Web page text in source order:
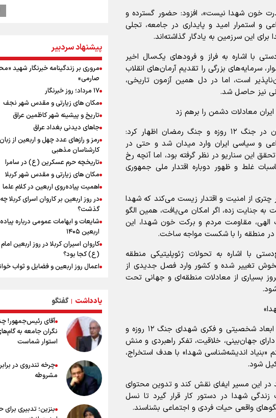
قدرت خون شهدا نیست»، افزود: حضور گسترده و
استمرار امید و پایداری در جامعه، تجلی
این سرزمین به یادگار گذاشته‌اند.
با اشاره به فراز و فرودهای یک‌سال اخیر
سرمایه‌های بزرگی را تقدیم آرمان‌های انقلاب
است، اما در دل همین آزمون تاریخی،
نیز حاصل شد.
معادلات دشمن را برهم زد
صالحی‌امیری با اشاره به اهداف دشمنان در جنگ ۱۲ روزه و جنگ رمضان اظهار کرد:
و سیاسی ایران وارد میدان شد و حتی در
این سناریو در نظر گرفته بود، اما آنچه رخ
غلط و ظهور دوباره اقتدار ملی جمهوری
چتری از امنیت و اقتدار زیست می‌کند که شهدا
به جنایت زده، اگر امکان می‌یافت، همین الگو
الهی، مقاومت مردم و برکت خون شهدا، این
در منطقه را با شکست مواجه ساخت.
با اشاره به تحولات ژئوپلیتیکی منطقه
تغییر شده و کشور وارد فصل جدیدی از
بسیاری از معادلات منطقه‌ای و جهانی تحت
صالحی‌امیری با تاکید بر ضرورت تبیین ابعاد شخصیتی و فکری شهدای جنگ ۱۲ روزه و
جهان‌بینی، خلاقیت، تفکر راهبردی و منش
«بنیاد اندیشه‌شناسی شهدا» با هدف استخراج،
شود.
در این مسیر ایفای نقش کند و تدوین محتوای
شهدا در دستور کار قرار گیرد تا نسل
واقعی حیات فردی و اجتماعی بشناسند.
بازدید وزیر ورزش ایران از مجموعه
تیراندازی باکو یکی از مجهزترین مراکز
پانتولیکوس یونان پیوست
افزایش تعداد قربانیان تیراندازی در
تایلندی
دانیال شه‌بخش: اردوی ازبکستان
تیم ملی را بالا برد/ برای مدال ناگویا باید
قهرمانان جهان و المپیک را شکست
دلیل تأکید پزشکیان بر اجرای طرح
محله‌محوری و مسجدمحوری چیست؟
دلیل امضای تفاهم‌نامه آتش‌بس توسط
رئیس‌جمهور از زبان پزشکیان
ورزشکاران سنگنوردی
رئیس جمهور : زیر بار زور نمی‌رویم، اما
به‌دنبال جنگ و تجاوز هم نیستیم
یمن، ایستاده در برابر تحریم و تجاوز
کیلوگرم : امیدوارم با خوشرنگ‌ترین
ایران برگردیم
خودکشی ضارب ۱۴ ساله مدرسه تایلندی
واکنش پزشکیان به شایعه تهدید رهبری
توسط رئیس‌جمهور
پیشنهاد سردبیر
مروری بر زندگینامه خبرنگار شهید
صارمی»
۱۷ مرداد؛ روز خبرنگار
مکان های زیارتی و مقدس شهر نجف
تاریخ و پیشینه شهر کاظمین عراق
جاهای دیدنی بغداد عراق
رمز و رازهای عدد چهل و اربعین از زبان
کارشناسان مذهبی
تاریخچه حرم عسکرین (ع) در سامرا
مکان های زیارتی و مقدس شهر کربلا
اهمیت پیاده‌روی اربعین در کلام علما
در روز اربعین بر کاروان اسرای کربلا چه
گذشت؟
شایعات و ابهامات عمومی درباره
اربعین ۱۴۰۵
کاروان اسیران کربلا در روز اربعین
(ع) کجا بود؟
اعمال روز اربعین و فضایل و ثواب
وجه تسمیه و علت نامگذاری شهر نجف
راهنمای کامل درباره مسیر پیاده روی
از طریق العلماء
وجه تسمیه و علت نامگذاری شهر
وجه تسمیه و علت نامگذاری شهر کربلا
بهترین موکب‌های ایرانی در پیاده روی
۱۴۰۵
توصیه هایی مهم برای پیچ خوردگی پا در
پیاده روی اربعین
یادداشت | گفتگو
آقای رئیس‌جمهور!
نگران جامعه به
استوار شماست
چرخه تندروی در
مشروطه
بنزین؛ تدبیری